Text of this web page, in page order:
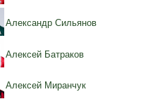
Александр Сильянов
Алексей Батраков
Алексей Миранчук